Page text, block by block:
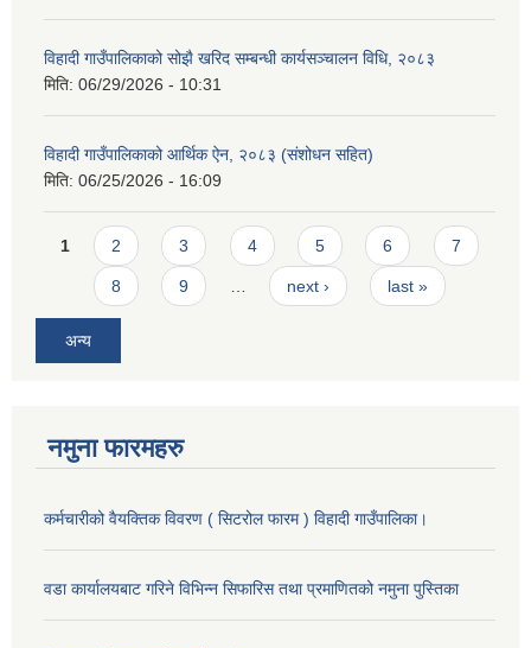
विहादी गाउँपालिकाको सोझै खरिद सम्बन्धी कार्यसञ्चालन विधि, २०८३
मिति: 06/29/2026 - 10:31
विहादी गाउँपालिकाको आर्थिक ऐन, २०८३ (संशोधन सहित)
मिति: 06/25/2026 - 16:09
Pages
1 2 3 4 5 6 7
8 9 next › last »
अन्य
नमुना फारमहरु
कर्मचारीको वैयक्तिक विवरण ( सिटरोल फारम ) विहादी गाउँपालिका।
वडा कार्यालयबाट गरिने विभिन्न सिफारिस तथा प्रमाणितको नमुना पुस्तिका